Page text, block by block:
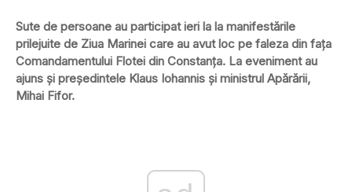
Sute de persoane au participat ieri la la manifestările
prilejuite de Ziua Marinei care au avut loc pe faleza din faţa
Comandamentului Flotei din Constanţa. La eveniment au
ajuns și preşedintele Klaus Iohannis şi ministrul Apărării,
Mihai Fifor.